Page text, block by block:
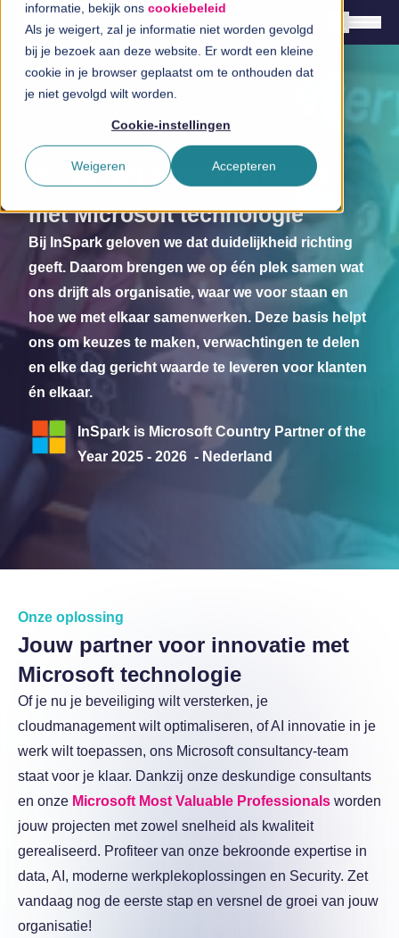
cookiebeleid
Als je weigert, zal je informatie niet worden gevolgd bij
je bezoek aan deze website. Er wordt een kleine
cookie in je browser geplaatst om te onthouden dat je
niet gevolgd wilt worden.
Cookie-instellingen
Accepteren
Weigeren
Nederlands
Oplossingen
Branches
InSpiratiecentrum
Technologieën
Direct in contact
Werken bij InSpark
Haal meer uit je data
Verras met digitale innovatie
Jouw werkomgeving beveiligd
Betere beslissingen nemen
Lever de beste
werkplekomgeving
met Microsoft technologie
Bij InSpark geloven we dat duidelijkheid richting
geeft. Daarom brengen we op één plek samen wat
ons drijft als organisatie, waar we voor staan en
hoe we met elkaar samenwerken. Deze basis helpt
ons om keuzes te maken, verwachtingen te delen
en elke dag gericht waarde te leveren voor klanten
én elkaar.
InSpark is Microsoft Country Partner of the
Year 2025 - 2026 - Nederland
Onze oplossing
Jouw partner voor innovatie met
Microsoft technologie
Of je nu je beveiliging wilt versterken, je
cloudmanagement wilt optimaliseren, of AI innovatie in je
werk wilt toepassen, ons Microsoft consultancy-team
staat voor je klaar. Dankzij onze deskundige consultants
en onze Microsoft Most Valuable Professionals worden
jouw projecten met zowel snelheid als kwaliteit
gerealiseerd. Profiteer van onze bekroonde expertise in
data, AI, moderne werkplekoplossingen en Security. Zet
vandaag nog de eerste stap en versnel de groei van jouw
organisatie!
a
a